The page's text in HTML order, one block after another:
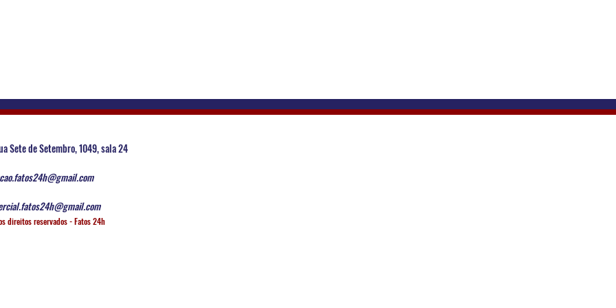
Sete de Setembro, 1049, sala 24
direitos reservados - Fatos 24h